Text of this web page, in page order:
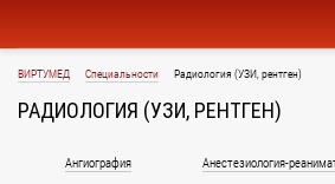
ВИРТУМЕД Специальности Радиология (УЗИ, рентген)
РАДИОЛОГИЯ (УЗИ, РЕНТГЕН)
Ангиография Анестезиология-